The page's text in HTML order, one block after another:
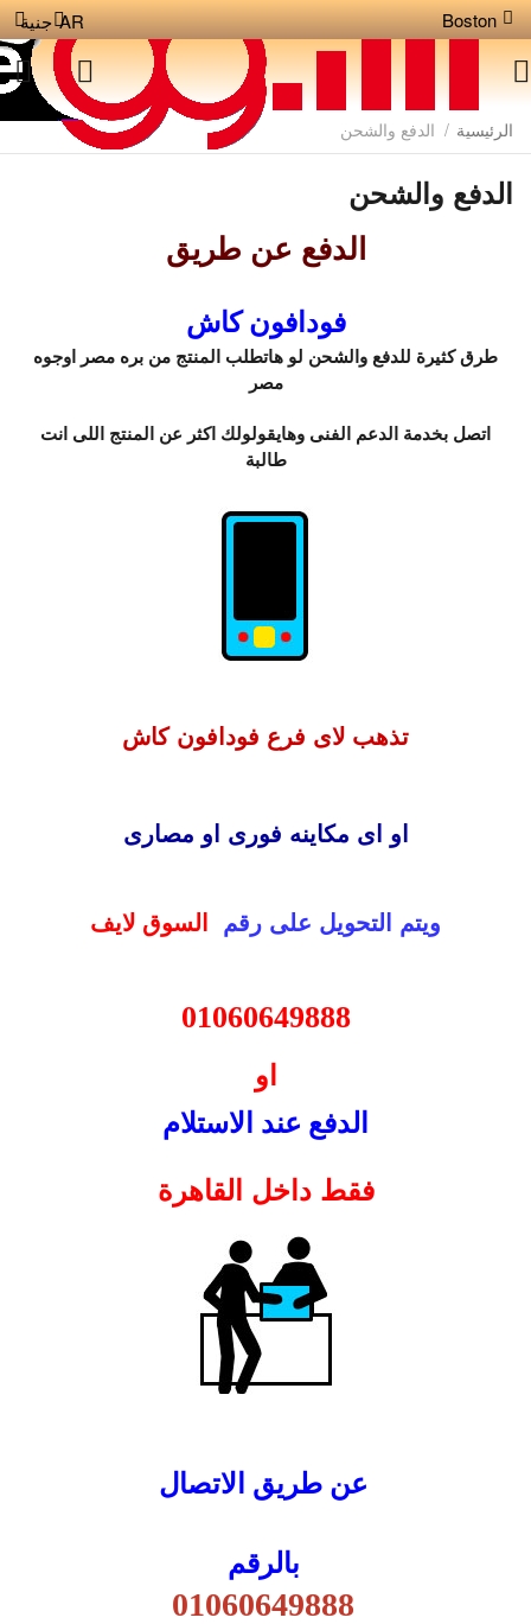
Boston جنية AR
الرئيسية / الدفع والشحن
الدفع والشحن
الدفع عن طريق
فودافون كاش
طرق كثيرة للدفع والشحن لو هاتطلب المنتج من بره مصر اوجوه
مصر
اتصل بخدمة الدعم الفنى وهايقولولك اكثر عن المنتج اللى انت
طالبة
تذهب لاى فرع فودافون كاش
او اى مكاينه فورى او مصارى
ويتم التحويل على رقم السوق لايف
01060649888
او
الدفع عند الاستلام
فقط داخل القاهرة
عن طريق الاتصال
بالرقم
01060649888